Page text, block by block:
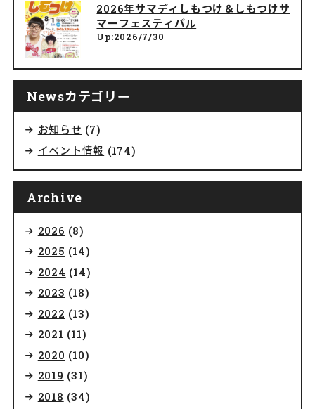
2026年サマディしもつけ＆しもつけサ
マーフェスティバル
Up:2026/7/30
Newsカテゴリー
お知らせ (7)
イベント情報 (174)
Archive
2026 (8)
2025 (14)
2024 (14)
2023 (18)
2022 (13)
2021 (11)
2020 (10)
2019 (31)
2018 (34)